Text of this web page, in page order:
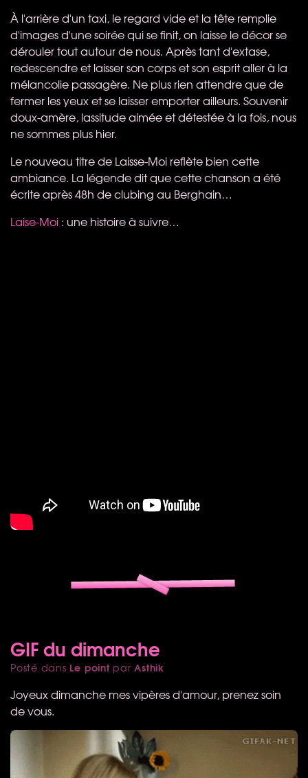
À l'arrière d'un taxi, le regard vide et la tête remplie
d'images d'une soirée qui se finit, on laisse le décor se
dérouler tout autour de nous. Après tant d'extase,
redescendre et laisser son corps et son esprit aller à la
mélancolie passagère. Ne plus rien attendre que de
fermer les yeux et se laisser emporter ailleurs. Souvenir
doux-amère, lassitude aimée et détestée à la fois, nous
ne sommes plus hier.
Le nouveau titre de Laisse-Moi reflète bien cette
ambiance. La légende dit que cette chanson a été
écrite après 48h de clubing au Berghain…
Laise-Moi : une histoire à suivre…
GIF du dimanche
Posté dans Le point parAsthik
Joyeux dimanche mes vipères d'amour, prenez soin
de vous.